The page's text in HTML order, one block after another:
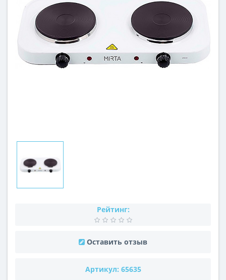
Рейтинг:
Оставить отзыв
Артикул: 65635